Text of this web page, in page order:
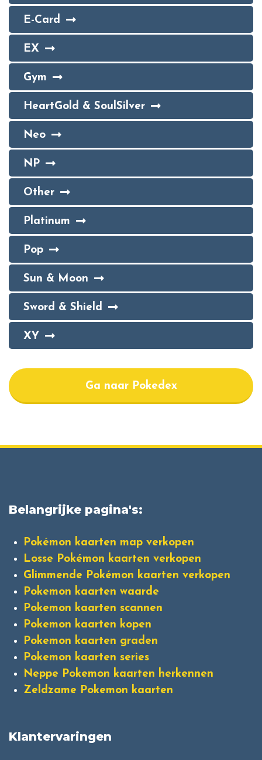
E-Card
EX
Gym
HeartGold & SoulSilver
Neo
NP
Other
Platinum
Pop
Sun & Moon
Sword & Shield
XY
Ga naar Pokedex
Belangrijke pagina's:
Pokémon kaarten map verkopen
Losse Pokémon kaarten verkopen
Glimmende Pokémon kaarten verkopen
Pokemon kaarten waarde
Pokemon kaarten scannen
Pokemon kaarten kopen
Pokemon kaarten graden
Pokemon kaarten series
Neppe Pokemon kaarten herkennen
Zeldzame Pokemon kaarten
Klantervaringen